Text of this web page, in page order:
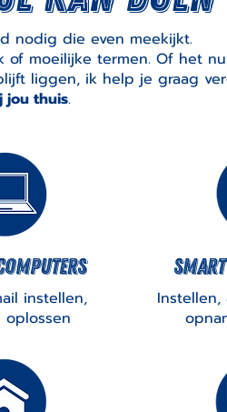
nodig die even meekijkt.
moeilijke termen. Of het
liggen, ik help je graag
jou thuis.
instellen,